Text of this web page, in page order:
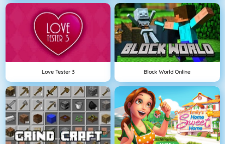
Love Tester 3 Block World Online